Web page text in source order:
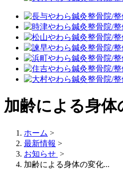
加齢による身体
ホーム >
最新情報 >
お知らせ >
加齢による身体の変化...